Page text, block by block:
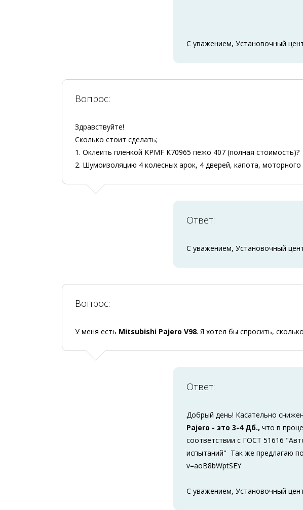
С уважением, Установочный
Вопрос:
Здравствуйте!
Сколько стоит сделать;
1. Оклеить пленкой KPMF К70965 пежо 407 (полная стоимость)?
2. Шумоизоляцию 4 колесных арок, 4 дверей, капота, моторного
Ответ:
С уважением, Установочный
Вопрос:
У меня есть Mitsubishi Pajero V98. Я хотел бы спросить,
Ответ:
Добрый день! Касательно
Pajero - это 3-4 Дб., что в
соответствии с ГОСТ 51616
испытаний" Так же предлагаю
v=aoB8bWptSEY
С уважением, Установочный